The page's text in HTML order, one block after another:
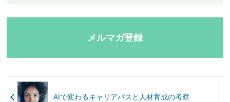
メルマガ登録
AIで変わるキャリアパスと人材育成の考察